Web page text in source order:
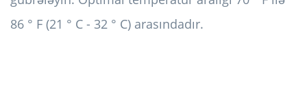
86 ° F (21 ° C - 32 ° C) arasındadır.